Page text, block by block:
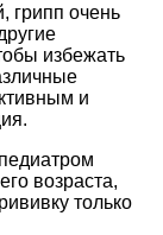
грипп очень
избежать
и
возраста,
только